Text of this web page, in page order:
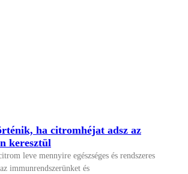
ha citromhéjat adsz az
keresztül
leve mennyire egészséges és rendszeres
immunrendszerünket és